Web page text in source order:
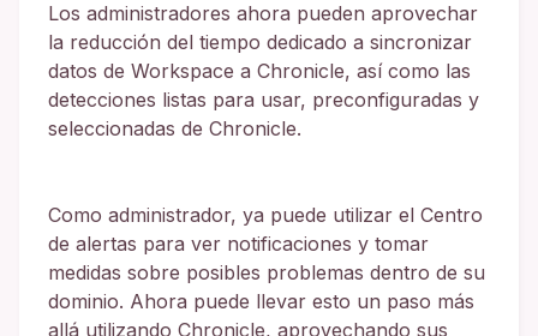
Los administradores ahora pueden aprovechar
la reducción del tiempo dedicado a sincronizar
datos de Workspace a Chronicle, así como las
detecciones listas para usar, preconfiguradas y
seleccionadas de Chronicle.
Como administrador, ya puede utilizar el Centro
de alertas para ver notificaciones y tomar
medidas sobre posibles problemas dentro de su
dominio. Ahora puede llevar esto un paso más
allá utilizando Chronicle, aprovechando sus